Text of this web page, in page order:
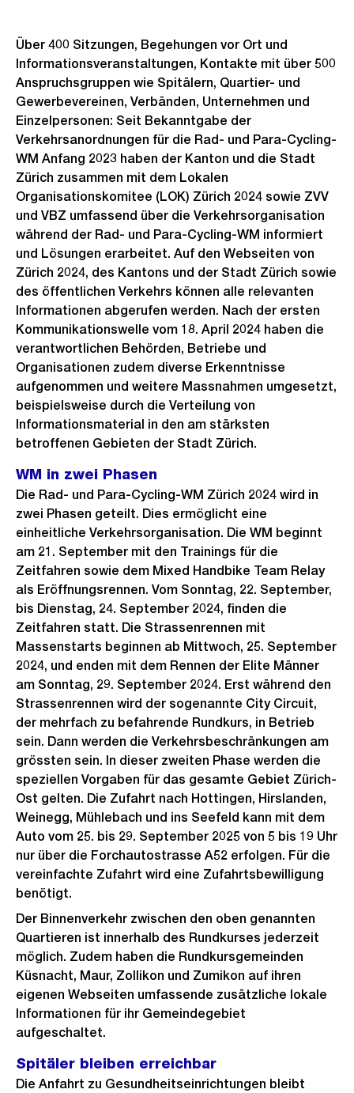
Über 400 Sitzungen, Begehungen vor Ort und
Informationsveranstaltungen, Kontakte mit über 500
Anspruchsgruppen wie Spitälern, Quartier- und
Gewerbevereinen, Verbänden, Unternehmen und
Einzelpersonen: Seit Bekanntgabe der
Verkehrsanordnungen für die Rad- und Para-Cycling-
WM Anfang 2023 haben der Kanton und die Stadt
Zürich zusammen mit dem Lokalen
Organisationskomitee (LOK) Zürich 2024 sowie ZVV
und VBZ umfassend über die Verkehrsorganisation
während der Rad- und Para-Cycling-WM informiert
und Lösungen erarbeitet. Auf den Webseiten von
Zürich 2024, des Kantons und der Stadt Zürich sowie
des öffentlichen Verkehrs können alle relevanten
Informationen abgerufen werden. Nach der ersten
Kommunikationswelle vom 18. April 2024 haben die
verantwortlichen Behörden, Betriebe und
Organisationen zudem diverse Erkenntnisse
aufgenommen und weitere Massnahmen umgesetzt,
beispielsweise durch die Verteilung von
Informationsmaterial in den am stärksten
betroffenen Gebieten der Stadt Zürich.
WM in zwei Phasen
Die Rad- und Para-Cycling-WM Zürich 2024 wird in
zwei Phasen geteilt. Dies ermöglicht eine
einheitliche Verkehrsorganisation. Die WM beginnt
am 21. September mit den Trainings für die
Zeitfahren sowie dem Mixed Handbike Team Relay
als Eröffnungsrennen. Vom Sonntag, 22. September,
bis Dienstag, 24. September 2024, finden die
Zeitfahren statt. Die Strassenrennen mit
Massenstarts beginnen ab Mittwoch, 25. September
2024, und enden mit dem Rennen der Elite Männer
am Sonntag, 29. September 2024. Erst während den
Strassenrennen wird der sogenannte City Circuit,
der mehrfach zu befahrende Rundkurs, in Betrieb
sein. Dann werden die Verkehrsbeschränkungen am
grössten sein. In dieser zweiten Phase werden die
speziellen Vorgaben für das gesamte Gebiet Zürich-
Ost gelten. Die Zufahrt nach Hottingen, Hirslanden,
Weinegg, Mühlebach und ins Seefeld kann mit dem
Auto vom 25. bis 29. September 2025 von 5 bis 19 Uhr
nur über die Forchautostrasse A52 erfolgen. Für die
vereinfachte Zufahrt wird eine Zufahrtsbewilligung
benötigt.
Der Binnenverkehr zwischen den oben genannten
Quartieren ist innerhalb des Rundkurses jederzeit
möglich. Zudem haben die Rundkursgemeinden
Küsnacht, Maur, Zollikon und Zumikon auf ihren
eigenen Webseiten umfassende zusätzliche lokale
Informationen für ihr Gemeindegebiet
aufgeschaltet.
Spitäler bleiben erreichbar
Die Anfahrt zu Gesundheitseinrichtungen bleibt